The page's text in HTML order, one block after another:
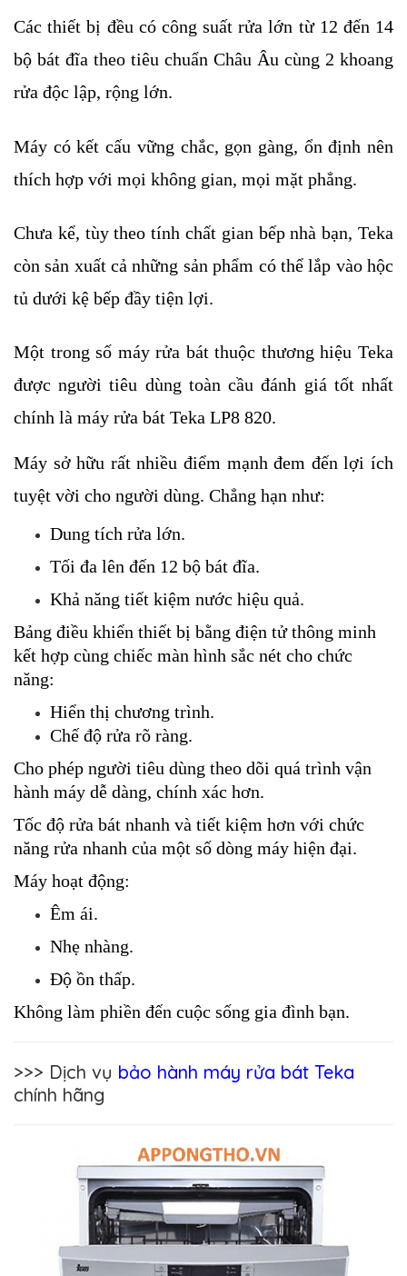
Các thiết bị đều có công suất rửa lớn từ 12 đến 14
bộ bát đĩa theo tiêu chuẩn Châu Âu cùng 2 khoang
rửa độc lập, rộng lớn.
Máy có kết cấu vững chắc, gọn gàng, ổn định nên
thích hợp với mọi không gian, mọi mặt phẳng.
Chưa kể, tùy theo tính chất gian bếp nhà bạn, Teka
còn sản xuất cả những sản phẩm có thể lắp vào hộc
tủ dưới kệ bếp đầy tiện lợi.
Một trong số máy rửa bát thuộc thương hiệu Teka
được người tiêu dùng toàn cầu đánh giá tốt nhất
chính là máy rửa bát Teka LP8 820.
Máy sở hữu rất nhiều điểm mạnh đem đến lợi ích
tuyệt vời cho người dùng. Chẳng hạn như:
Dung tích rửa lớn.
Tối đa lên đến 12 bộ bát đĩa.
Khả năng tiết kiệm nước hiệu quả.
Bảng điều khiển thiết bị bằng điện tử thông minh
kết hợp cùng chiếc màn hình sắc nét cho chức
năng:
Hiển thị chương trình.
Chế độ rửa rõ ràng.
Cho phép người tiêu dùng theo dõi quá trình vận
hành máy dễ dàng, chính xác hơn.
Tốc độ rửa bát nhanh và tiết kiệm hơn với chức
năng rửa nhanh của một số dòng máy hiện đại.
Máy hoạt động:
Êm ái.
Nhẹ nhàng.
Độ ồn thấp.
​​​​​​​Không làm phiền đến cuộc sống gia đình bạn.
>>> Dịch vụ bảo hành máy rửa bát Teka
chính hãng